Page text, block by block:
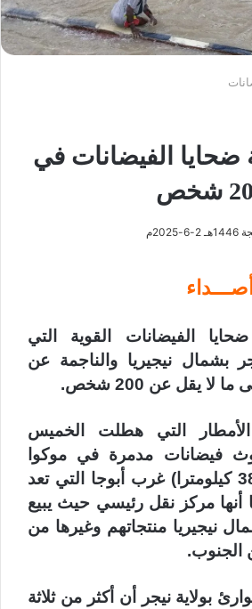
ضحايا الفيضانات في
الفيضانات القوية التي
بشمال نيجيريا والناجمة عن
لا يقل عن 200 شخص.
التي هطلت الخميس
فيضانات مدمرة في موكوا
التي تبعد نحو (380 كيلومترا) غرب أبوجا التي تعد
أنها مركز نقل رئيسي حيث يبيع
نيجيريا منتجاتهم وغيرها من
الجنوب.
بولاية نيجر أن أكثر من ثلاثة